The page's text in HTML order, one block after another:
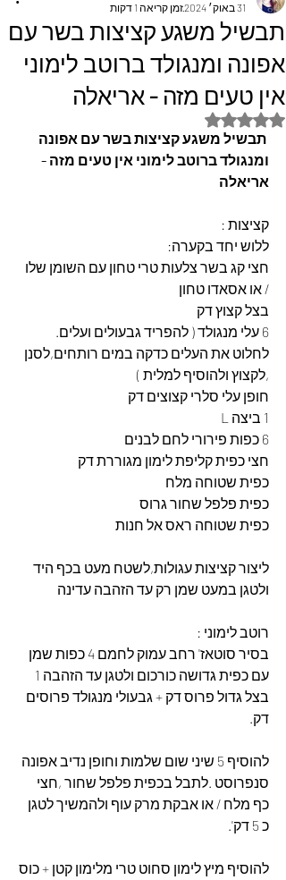
תבשיל משגע קציצות בשר עם
אפונה ומנגולד ברוטב לימוני
אין טעים מזה - אריאלה
31 באוק׳ 2024
זמן קריאה 1 דקות
דירוג של NaN מתוך 5 כוכבים
תבשיל משגע קציצות בשר עם אפונה
ומנגולד ברוטב לימוני אין טעים מזה -
אריאלה
קציצות :
ללוש יחד בקערה:
חצי קג בשר צלעות טרי טחון עם השומן שלו
/ או אסאדו טחון
בצל קצוץ דק
6 עלי מנגולד ( להפריד גבעולים ועלים.
לחלוט את העלים כדקה במים רותחים,לסנן
,לקצוץ ולהוסיף למלית )
חופן עלי סלרי קצוצים דק
1 ביצה L
6 כפות פירורי לחם לבנים
חצי כפית קליפת לימון מגוררת דק
כפית שטוחה מלח
כפית פלפל שחור גרוס
כפית שטוחה ראס אל חנות
ליצור קציצות עגולות,לשטח מעט בכף היד
ולטגן במעט שמן רק עד הזהבה עדינה
רוטב לימוני :
בסיר סוטאז' רחב עמוק לחמם 4 כפות שמן
בצל גדול פרוס דק + גבעולי מנגולד פרוסים
דק.
להוסיף 5 שיני שום שלמות וחופן נדיב אפונה
סנפרוסט .לתבל בכפית פלפל שחור ,חצי
כף מלח / או אבקת מרק עוף ולהמשיך לטגן
כ 5 דק'.
להוסיף מיץ לימון סחוט טרי מלימון קטן + כוס